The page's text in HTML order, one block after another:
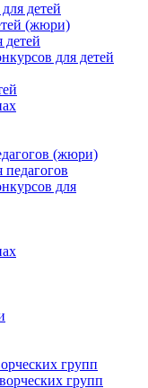
детей
(жюри)
детей
для детей
(жюри)
для
групп